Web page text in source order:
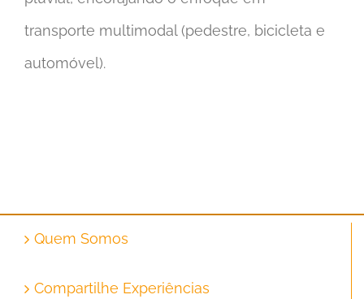
transporte multimodal (pedestre, bicicleta e
automóvel).
Quem Somos
Compartilhe Experiências